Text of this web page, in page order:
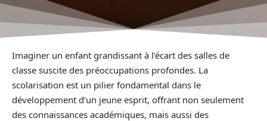
Imaginer un enfant grandissant à l’écart des salles de
classe suscite des préoccupations profondes. La
scolarisation est un pilier fondamental dans le
développement d’un jeune esprit, offrant non seulement
des connaissances académiques, mais aussi des